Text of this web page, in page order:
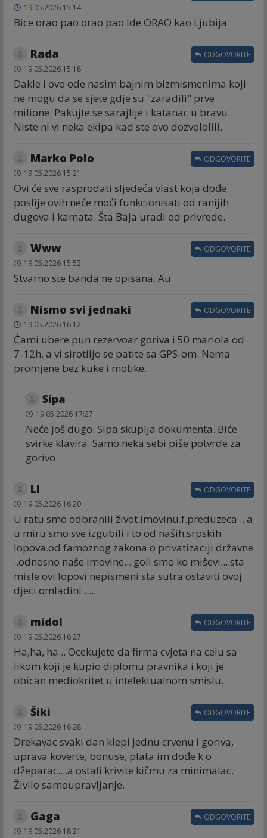
19.05.2026 15:14
Bice orao pao orao pao Ide ORAO kao Ljubija
Rada
19.05.2026 15:18
Dakle i ovo ode nasim bajnim bizmismenima koji
ne mogu da se sjete gdje su "zaradili" prve
milione. Pakujte se sarajlije i katanac u bravu.
Niste ni vi neka ekipa kad ste ovo dozvololili.
ODGOVORITE
Marko Polo
19.05.2026 15:21
Ovi će sve rasprodati sljedeća vlast koja dođe
poslije ovih neće moći funkcionisati od ranijih
dugova i kamata. Šta Baja uradi od privrede.
ODGOVORITE
Www
19.05.2026 15:52
Stvarno ste banda ne opisana. Au
ODGOVORITE
Nismo svi jednaki
19.05.2026 16:12
Ćami ubere pun rezervoar goriva i 50 mariola od
7-12h, a vi sirotiljo se patite sa GPS-om. Nema
promjene bez kuke i motike.
ODGOVORITE
Sipa
19.05.2026 17:27
Neće još dugo. Sipa skuplja dokumenta. Biće
svirke klavira. Samo neka sebi piše potvrde za
gorivo
Ll
19.05.2026 16:20
U ratu smo odbranili život.imovinu.f.preduzeca .. a
u miru smo sve izgubili i to od naših.srpskih
lopova.od famoznog zakona o privatizaciji državne
..odnosno naše imovine... goli smo ko miševi....sta
misle ovi lopovi nepismeni sta sutra ostaviti ovoj
djeci.omladini......
ODGOVORITE
midol
19.05.2026 16:27
Ha,ha, ha... Ocekujete da firma cvjeta na celu sa
likom koji je kupio diplomu pravnika i koji je
obican mediokritet u intelektualnom smislu.
ODGOVORITE
Šiki
19.05.2026 16:28
Drekavac svaki dan klepi jednu crvenu i goriva,
uprava koverte, bonuse, plata im dođe k'o
džeparac....a ostali krivite kičmu za minimalac.
Živilo samoupravljanje.
ODGOVORITE
Gaga
19.05.2026 18:21
ODGOVORITE